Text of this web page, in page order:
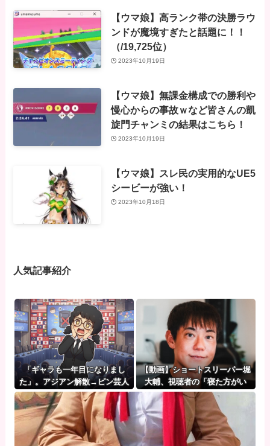
【ウマ娘】高ランク帯の決勝ラウ
ンドが魔境すぎたと話題に！！
（/19,725位）
2023年10月19日
【ウマ娘】無課金構成での勝利や
慢心からの事故ｗなど皆さんの凱
旋門チャンミの結果はこちら！
2023年10月19日
【ウマ娘】スレ民の実用的なUE5
シービーが強い！
2023年10月18日
人気記事紹介
「ギャラも一年目になりまし
た」。アジアン解散→ピン芸人
になった馬場園梓が直面した現
実、そして携える芸人としての
矜持
【動画】ショートスリーパー堀
大輔、視聴者の「寝た方がい
い」の一言に鬼激怒ｗｗｗｗ